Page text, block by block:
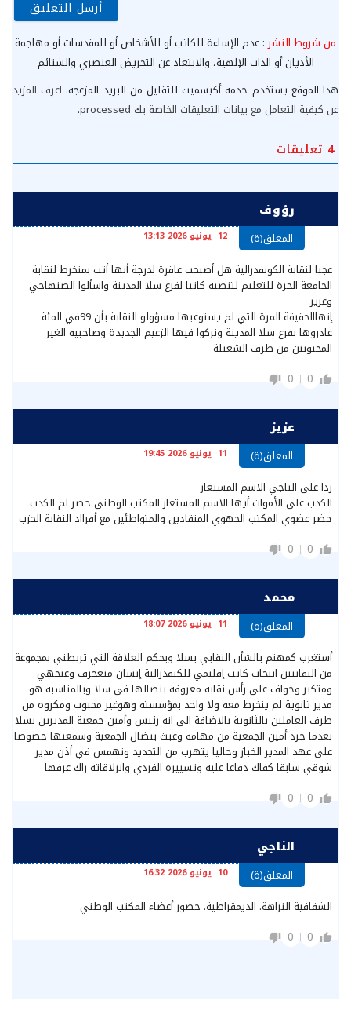
من شروط النشر : عدم الإساءة للكاتب أو للأشخاص أو للمقدسات أو مهاجمة
الأديان أو الذات الإلهية، والابتعاد عن التحريض العنصري والشتائم
هذا الموقع يستخدم خدمة أكيسميت للتقليل من البريد المزعجة. اعرف المزيد
عن كيفية التعامل مع بيانات التعليقات الخاصة بك processed
.
4 تعليقات
رؤوف
المعلق(ة) 12 يونيو 2026 13:13
عجبا لنقابة الكونفدرالية هل أصبحت عاقرة لدرجة أنها أتت بمنخرط لنقابة
الجامعة الحرة للتعليم لتنصبه كاتبا لفرع سلا المدينة واسألوا الصنهاجي
وعزيز
إنهاالحقيقة المرة التي لم يستوعبها مسؤولو النقابة بأن 99في المئة
غادروها بفرع سلا المدينة ونركوا فيها الزعيم الجديدة وصاحبيه الغير
المحبوبين من طرف الشغيلة
0
0
عزيز
المعلق(ة) 11 يونيو 2026 19:45
ردا على الناجي الاسم المستعار
الكذب على الأموات أيها الاسم المستعار المكتب الوطني حضر لم الكذب
حضر عضوي المكتب الجهوي المتقادين والمتواطئين مع أفرااد النقابة الحزب
0
0
محمد
المعلق(ة) 11 يونيو 2026 18:07
أستغرب كمهتم بالشأن النقابي بسلا وبحكم العلاقة التي تربطني بمجموعة
من النقابيين انتخاب كاتب إقليمي للكنفدرالية إنسان متعجرف وعنجهي
ومتكبر وخواف على رأس نقابة معروفة بنضالها في سلا وبالمناسبة هو
مدير ثانوية لم ينخرط معه ولا واحد بمؤسسته وهوغير محبوب ومكروه من
طرف العاملين بالثانوية بالاضافة الى انه رئيس وأمين جمعية المديرين بسلا
بعدما جرد أمين الجمعية من مهامه وعبث بنضال الجمعية وسمعتها خصوصا
على عهد المدير الخباز وحاليا يتهرب من التجديد ونهمس في أذن مدير
شوقي سابقا كفاك دفاعا عليه وتسييره الفردي وانزلاقاته راك عرفها
0
0
الناجي
المعلق(ة) 10 يونيو 2026 16:32
الشفافية النزاهة. الديمقراطية. حضور أعضاء المكتب الوطني
0
0